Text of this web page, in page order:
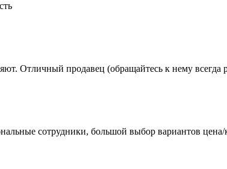
Отличный продавец (обращайтесь к нему всегда
сотрудники, большой выбор вариантов цена/